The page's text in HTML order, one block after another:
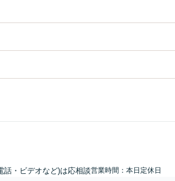
話・ビデオなど)は応相談営業時間：本日定休日